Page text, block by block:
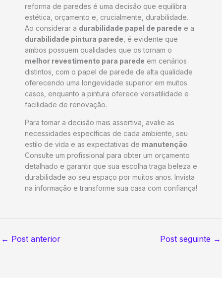
reforma de paredes é uma decisão que equilibra
estética, orçamento e, crucialmente, durabilidade.
Ao considerar a durabilidade papel de parede e a
durabilidade pintura parede , é evidente que
ambos possuem qualidades que os tornam o
melhor revestimento para parede em cenários
distintos, com o papel de parede de alta qualidade
oferecendo uma longevidade superior em muitos
casos, enquanto a pintura oferece versatilidade e
facilidade de renovação.
Para tomar a decisão mais assertiva, avalie as
necessidades específicas de cada ambiente, seu
estilo de vida e as expectativas de manutenção.
Consulte um profissional para obter um orçamento
detalhado e garantir que sua escolha traga beleza e
durabilidade ao seu espaço por muitos anos. Invista
na informação e transforme sua casa com confiança!
← Post anterior Post seguinte →